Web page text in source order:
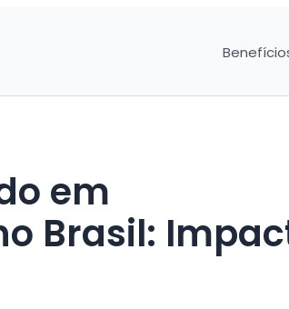
em
Brasil: